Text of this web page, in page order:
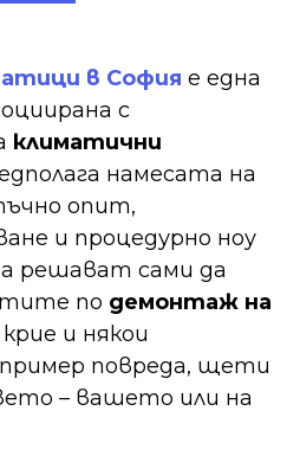
в София е една
с
климатични
намесата на
опит,
и процедурно ноу
решават сами да
по демонтаж на
и някои
повреда, щети
– вашето или на